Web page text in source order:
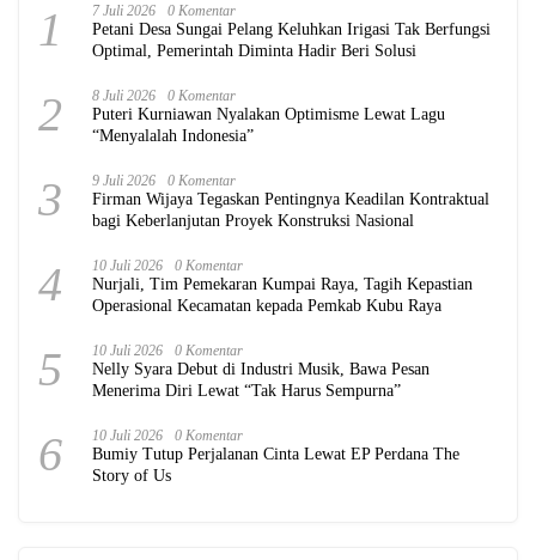
1 7 Juli 2026 0 Komentar
Petani Desa Sungai Pelang Keluhkan Irigasi Tak Berfungsi
Optimal, Pemerintah Diminta Hadir Beri Solusi
2 8 Juli 2026 0 Komentar
Puteri Kurniawan Nyalakan Optimisme Lewat Lagu
“Menyalalah Indonesia”
3 9 Juli 2026 0 Komentar
Firman Wijaya Tegaskan Pentingnya Keadilan Kontraktual
bagi Keberlanjutan Proyek Konstruksi Nasional
4 10 Juli 2026 0 Komentar
Nurjali, Tim Pemekaran Kumpai Raya, Tagih Kepastian
Operasional Kecamatan kepada Pemkab Kubu Raya
5 10 Juli 2026 0 Komentar
Nelly Syara Debut di Industri Musik, Bawa Pesan
Menerima Diri Lewat “Tak Harus Sempurna”
6 10 Juli 2026 0 Komentar
Bumiy Tutup Perjalanan Cinta Lewat EP Perdana The
Story of Us